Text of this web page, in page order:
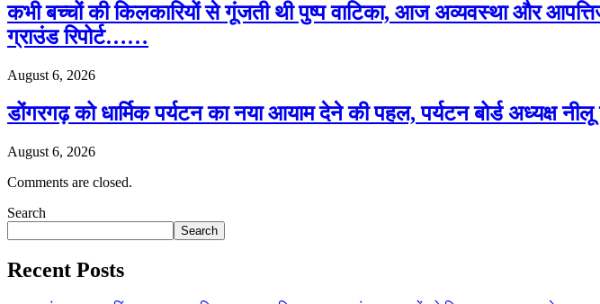
कभी बच्चों की किलकारियों से गूंजती थी पुष्प वाटिका, आज अव्यवस्था और
ग्राउंड रिपोर्ट……
August 6, 2026
डोंगरगढ़ को धार्मिक पर्यटन का नया आयाम देने की पहल, पर्यटन बोर्ड अध्यक्ष
August 6, 2026
Comments are closed.
Search
Search
Recent Posts